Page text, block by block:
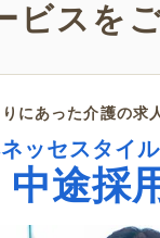
ビスを
にあった介護の求
ッセスタイ
中途採